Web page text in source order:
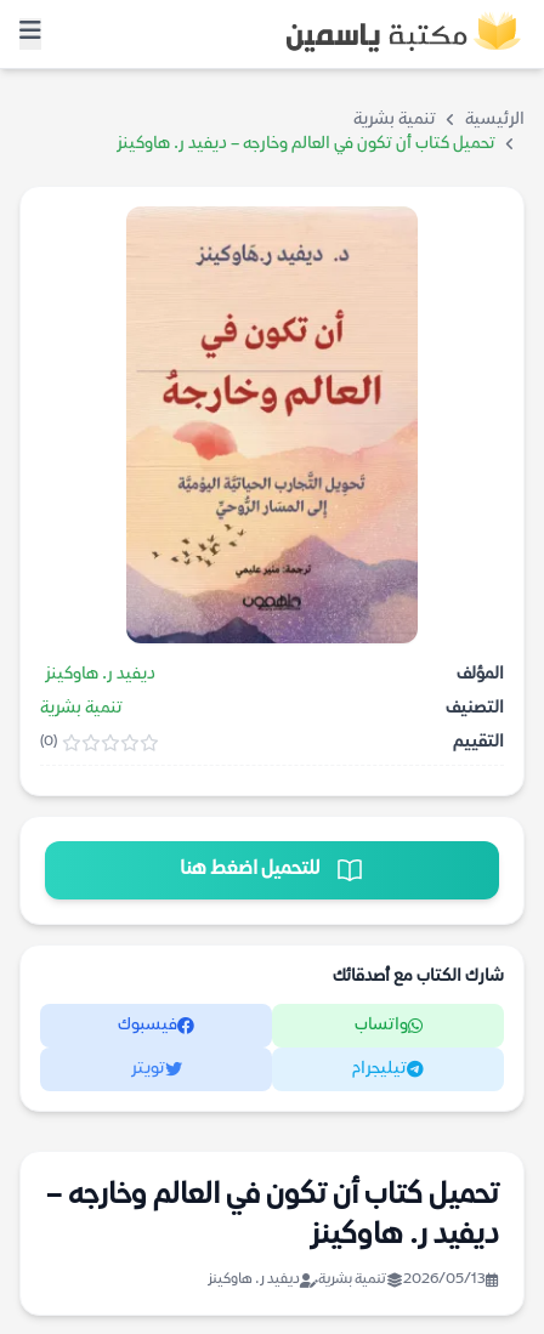
الرئيسية
تنمية بشرية
تحميل كتاب أن تكون في العالم وخارجه – ديفيد ر. هاوكينز
المؤلف
ديفيد ر. هاوكينز
التصنيف
تنمية بشرية
التقييم
(0)
للتحميل اضغط هنا
شارك الكتاب مع أصدقائك
واتساب فيسبوك
تيليجرام تويتر
تحميل كتاب أن تكون في العالم وخارجه –
ديفيد ر. هاوكينز
2026/05/13 تنمية بشرية ديفيد ر. هاوكينز